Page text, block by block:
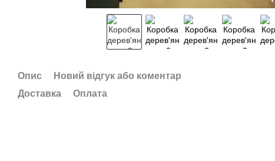
Опис
Новий відгук або коментар
Доставка
Оплата